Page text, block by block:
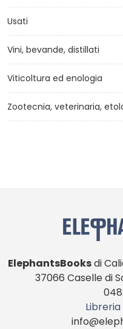
Usati
Vini, bevande, distillati
Viticoltura ed enologia
Zootecnia, veterinaria,
ElephantsBooksdi
37066 Caselle di
Libreria